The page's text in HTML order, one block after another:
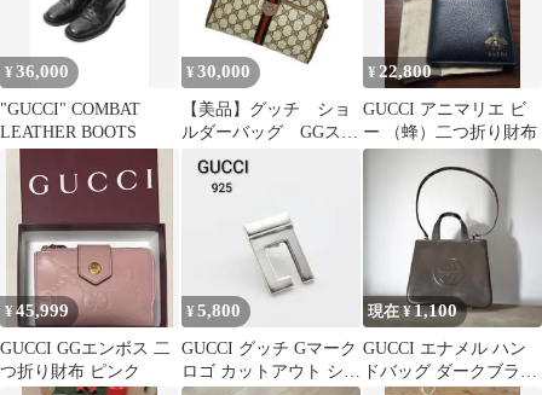
¥36,000
"GUCCI" COMBAT
LEATHER BOOTS
¥ 30,000
【美品】グッチ ショ
ルダーバッグ GGスプ
リーム シェリーライ
ン PVC レザー
¥22,800
GUCCI アニマリエ ビ
ー （蜂）二つ折り財布
¥45,999
GUCCI GGエンボス 二
つ折り財布 ピンク
¥5,800
GUCCI グッチ Gマーク
ロゴ カットアウト シル
現在 ¥1,100
GUCCI エナメル ハン
ドバッグ ダークブラウ